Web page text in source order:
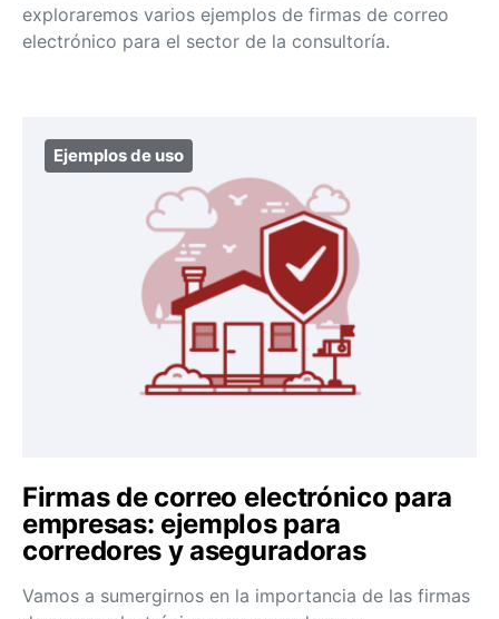
exploraremos varios ejemplos de firmas de correo
electrónico para el sector de la consultoría.
Ejemplos de uso
Firmas de correo electrónico para
empresas: ejemplos para
corredores y aseguradoras
Vamos a sumergirnos en la importancia de las firmas